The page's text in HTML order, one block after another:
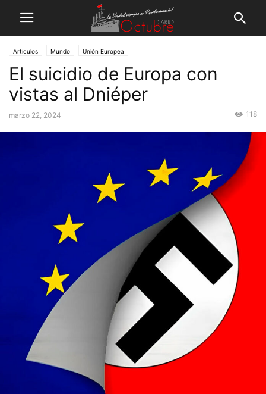
Artículos Mundo Unión Europea
El suicidio de Europa con
vistas al Dniéper
marzo 22, 2024 118